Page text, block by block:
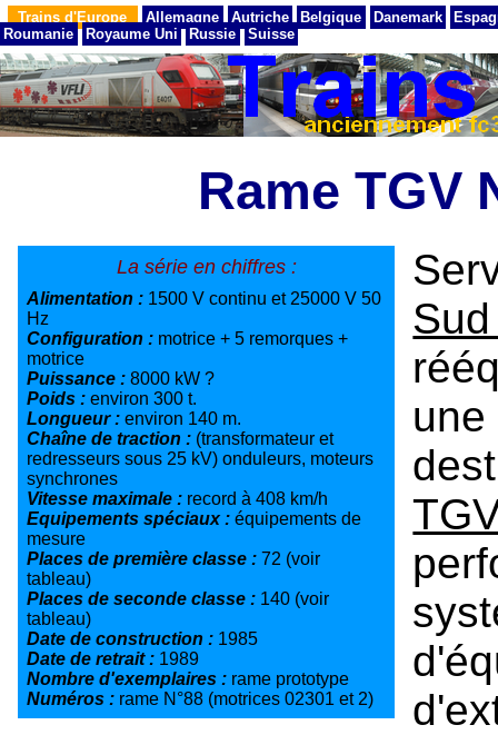
Trains d'Europe Allemagne Autriche Belgique Danemark
Roumanie
Royaume Uni Russie Suisse
Rame TGV
La série en chiffres :
Alimentation : 1500 V continu et 25000 V 50
Hz
Configuration : motrice + 5 remorques +
motrice
Puissance : 8000 kW ?
Poids : environ 300 t.
Longueur : environ 140 m.
Chaîne de traction : (transformateur et
redresseurs sous 25 kV) onduleurs, moteurs
synchrones
Vitesse maximale : record à 408 km/h
Equipements spéciaux : équipements de
mesure
Places de première classe : 72 (voir
tableau)
Places de seconde classe : 140 (voir
tableau)
Date de construction : 1985
Date de retrait : 1989
Nombre d'exemplaires : rame prototype
Numéros : rame N°88 (motrices 02301 et 2)